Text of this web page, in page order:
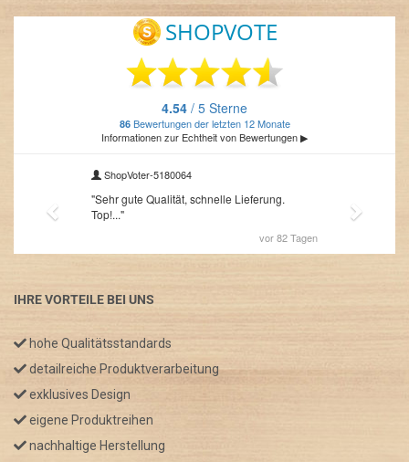
IHRE VORTEILE BEI UNS
hohe Qualitätsstandards
detailreiche Produktverarbeitung
exklusives Design
eigene Produktreihen
nachhaltige Herstellung